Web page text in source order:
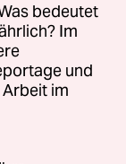
bedeutet
Im
und
im